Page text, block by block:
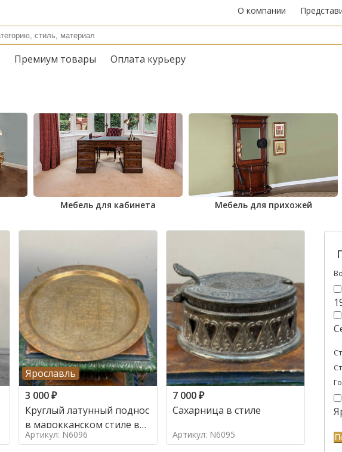
О компании
Премиум товары Оплата курьеру
Мебель для кабинета Мебель для прихожей
Ярославль
3 000₽
Круглый латунный поднос
в марокканском стиле в
стиле
Артикул: N6096
7 000₽
Сахарница в стиле
Артикул: N6095